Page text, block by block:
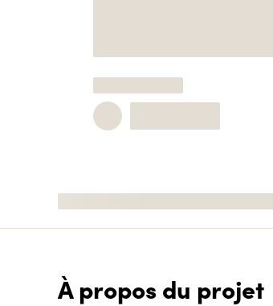
À propos du projet